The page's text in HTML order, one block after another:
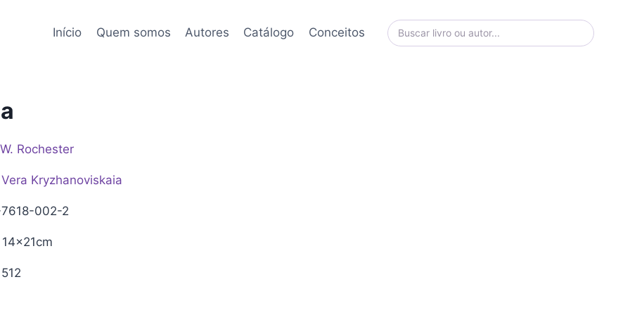
Início Quem somos Autores Catálogo Conceitos
Rochester
Vera Kryzhanoviskaia
002-2
14x21cm
512